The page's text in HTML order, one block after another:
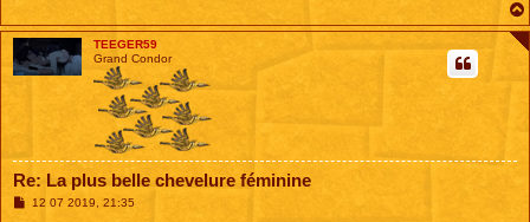
TEEGER59
Grand Condor
Re: La plus belle chevelure féminine
M
12 07 2019, 21:35